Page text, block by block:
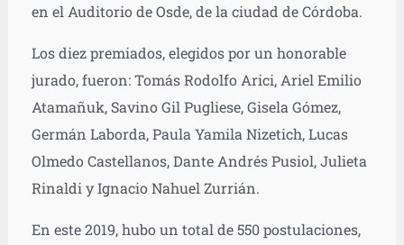
en el Auditorio de Osde, de la ciudad de Córdoba.
Los diez premiados, elegidos por un honorable
jurado, fueron: Tomás Rodolfo Arici, Ariel Emilio
Atamañuk, Savino Gil Pugliese, Gisela Gómez,
Germán Laborda, Paula Yamila Nizetich, Lucas
Olmedo Castellanos, Dante Andrés Pusiol, Julieta
Rinaldi y Ignacio Nahuel Zurrián.
En este 2019, hubo un total de 550 postulaciones,